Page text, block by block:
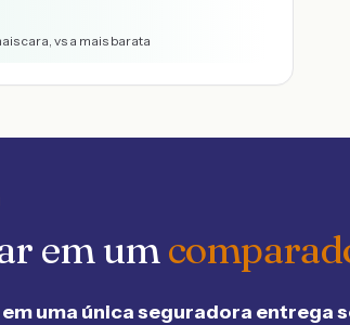
cara, vs a mais barata
em um
uma única seguradora entrega